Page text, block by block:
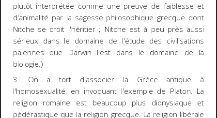
plutôt interprétée comme une preuve de faiblesse et
d'animalité par la sagesse philosophique grecque dont
Nitche se croit l'héritier ; Nitche est à peu près aussi
sérieux dans le domaine de l'étude des civilisations
païennes que Darwin l'est dans le domaine de la
biologie.)
3. On a tort d'associer la Grèce antique à
l'homosexualité, en invoquant l'exemple de Platon. La
religion romaine est beaucoup plus dionysiaque et
pédérastique que la religion grecque. La religion libérale